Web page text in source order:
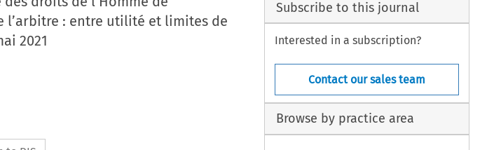
l’arbitre : entre utilité et limites de
2021
Subscribe to this journal
Interested in a subscription?
Contact our sales team
Browse by practice area